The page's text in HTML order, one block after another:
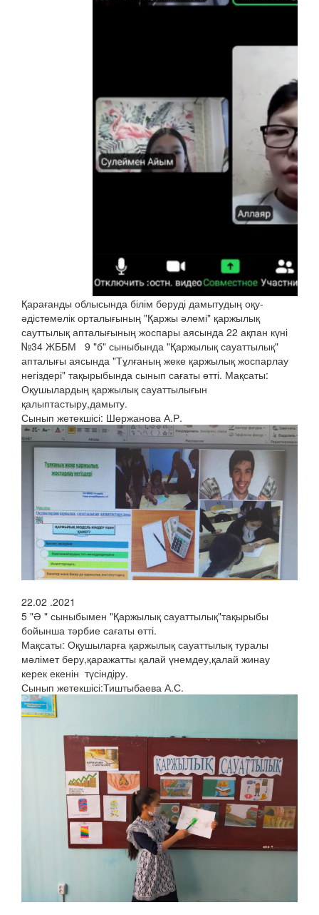
Қарағанды облысында білім беруді дамытудың оқу-
әдістемелік орталығының "Қаржы әлемі" қаржылық
сауттылық апталығының жоспары аясында 22 ақпан күні
№34 ЖББМ 9 "б" сыныбында "Қаржылық сауаттылық"
апталығы аясында "Тұлғаның жеке қаржылық жоспарлау
негіздері" тақырыбында сынып сағаты өтті. Мақсаты:
Оқушылардың қаржылық сауаттылығын
қалыптастыру,дамыту.
Сынып жетекшісі: Шержанова А.Р.
22.02 .2021
5 "Ә " сыныбымен "Қаржылық сауаттылық"тақырыбы
бойынша тәрбие сағаты өтті.
Мақсаты: Оқушыларға қаржылық сауаттылық туралы
мәлімет беру,қаражатты қалай үнемдеу,қалай жинау
керек екенін түсіндіру.
Сынып жетекшісі:Тиштыбаева А.С.